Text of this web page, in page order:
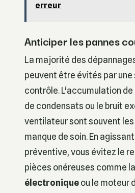
erreur
Anticiper les pannes
La majorité des
peuvent être évités par
contrôle. L'accumulation
de condensats ou le bruit
ventilateur sont souvent
manque de soin. En
préventive, vous évitez le
pièces onéreuses comme la
électroniqueou le moteur